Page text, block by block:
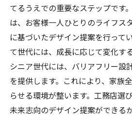
てるうえでの重要なステップです
は、お客様一人ひとりのライフス
に基づいたデザイン提案を行って
て世代には、成長に応じて変化す
シニア世代には、バリアフリー設
を提供します。これにより、家族
らせる環境が整います。工務店選
未来志向のデザイン提案ができる